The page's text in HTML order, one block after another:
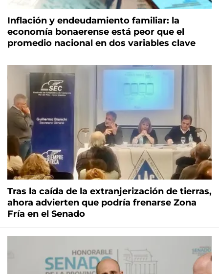
Inflación y endeudamiento familiar: la
economía bonaerense está peor que el
promedio nacional en dos variables clave
Tras la caída de la extranjerización de tierras,
ahora advierten que podría frenarse Zona
Fría en el Senado